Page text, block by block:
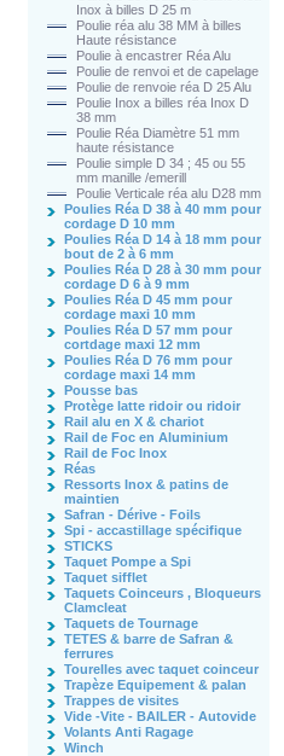
Inox à billes D 25 m
Poulie réa alu 38 MM à billes
Haute résistance
Poulie à encastrer Réa Alu
Poulie de renvoi et de capelage
Poulie de renvoie réa D 25 Alu
Poulie Inox a billes réa Inox D
38 mm
Poulie Réa Diamètre 51 mm
haute résistance
Poulie simple D 34 ; 45 ou 55
mm manille /emerill
Poulie Verticale réa alu D28 mm
Poulies Réa D 38 à 40 mm pour
cordage D 10 mm
Poulies Réa D 14 à 18 mm pour
bout de 2 à 6 mm
Poulies Réa D 28 à 30 mm pour
cordage D 6 à 9 mm
Poulies Réa D 45 mm pour
cordage maxi 10 mm
Poulies Réa D 57 mm pour
cortdage maxi 12 mm
Poulies Réa D 76 mm pour
cordage maxi 14 mm
Pousse bas
Protège latte ridoir ou ridoir
Rail alu en X & chariot
Rail de Foc en Aluminium
Rail de Foc Inox
Réas
Ressorts Inox & patins de
maintien
Safran - Dérive - Foils
Spi - accastillage spécifique
STICKS
Taquet Pompe a Spi
Taquet sifflet
Taquets Coinceurs , Bloqueurs
Clamcleat
Taquets de Tournage
TETES & barre de Safran &
ferrures
Tourelles avec taquet coinceur
Trapèze Equipement & palan
Trappes de visites
Vide -Vite - BAILER - Autovide
Volants Anti Ragage
Winch